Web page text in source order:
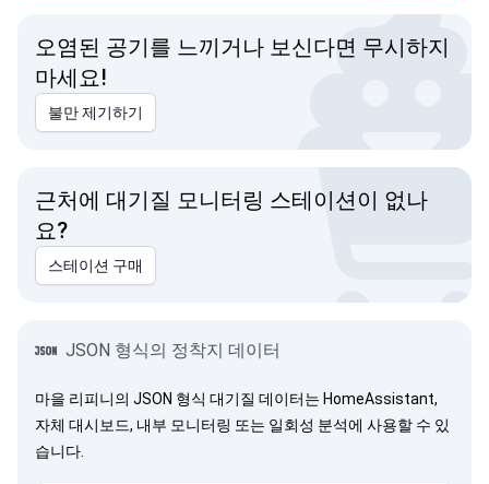
오염된 공기를 느끼거나 보신다면 무시하지
마세요!
불만 제기하기
근처에 대기질 모니터링 스테이션이 없나
요?
스테이션 구매
JSON 형식의 정착지 데이터
마을 리피니의 JSON 형식 대기질 데이터는 HomeAssistant,
자체 대시보드, 내부 모니터링 또는 일회성 분석에 사용할 수 있
습니다.